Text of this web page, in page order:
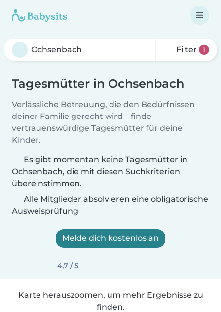
Filter 1
Tagesmütter in Ochsenbach
Verlässliche Betreuung, die den Bedürfnissen
deiner Familie gerecht wird – finde
vertrauenswürdige Tagesmütter für deine
Kinder.
Es gibt momentan keine Tagesmütter in
Ochsenbach, die mit diesen Suchkriterien
übereinstimmen.
Alle Mitglieder absolvieren eine obligatorische
Ausweisprüfung
Melde dich kostenlos an
4,7 / 5
Karte herauszoomen, um mehr Ergebnisse zu
finden.